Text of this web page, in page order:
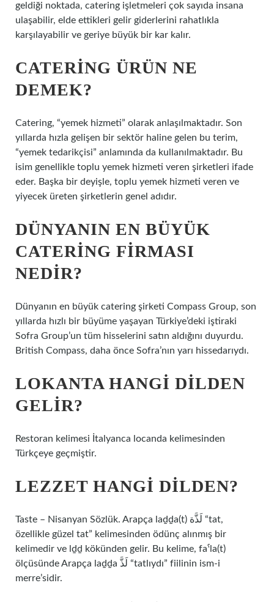
geldiği noktada, catering işletmeleri çok sayıda insana
ulaşabilir, elde ettikleri gelir giderlerini rahatlıkla
karşılayabilir ve geriye büyük bir kar kalır.
CATERING ÜRÜN NE
DEMEK?
Catering, “yemek hizmeti” olarak anlaşılmaktadır. Son
yıllarda hızla gelişen bir sektör haline gelen bu terim,
“yemek tedarikçisi” anlamında da kullanılmaktadır. Bu
isim genellikle toplu yemek hizmeti veren şirketleri ifade
eder. Başka bir deyişle, toplu yemek hizmeti veren ve
yiyecek üreten şirketlerin genel adıdır.
DÜNYANIN EN BÜYÜK
CATERING FIRMASI
NEDIR?
Dünyanın en büyük catering şirketi Compass Group, son
yıllarda hızlı bir büyüme yaşayan Türkiye’deki iştiraki
Sofra Group’un tüm hisselerini satın aldığını duyurdu.
British Compass, daha önce Sofra’nın yarı hissedarıydı.
LOKANTA HANGI DILDEN
GELIR?
Restoran kelimesi İtalyanca locanda kelimesinden
Türkçeye geçmiştir.
LEZZET HANGI DILDEN?
Taste – Nisanyan Sözlük. Arapça laḏḏa(t) لَذَّة “tat,
özellikle güzel tat” kelimesinden ödünç alınmış bir
kelimedir ve lḏḏ kökünden gelir. Bu kelime, faˁla(t)
ölçüsünde Arapça laḏḏa لَذَّ “tatlıydı” fiilinin ism-i
merre’sidir.